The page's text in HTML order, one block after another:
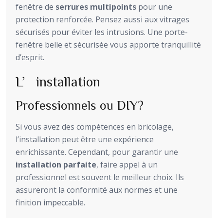
fenêtre de serrures multipoints pour une
protection renforcée. Pensez aussi aux vitrages
sécurisés pour éviter les intrusions. Une porte-
fenêtre belle et sécurisée vous apporte tranquillité
d’esprit.
L’installation
Professionnels ou DIY?
Si vous avez des compétences en bricolage,
l’installation peut être une expérience
enrichissante. Cependant, pour garantir une
installation parfaite, faire appel à un
professionnel est souvent le meilleur choix. Ils
assureront la conformité aux normes et une
finition impeccable.